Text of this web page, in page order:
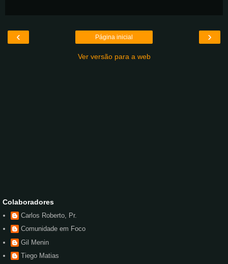
‹ ›
Página inicial
Ver versão para a web
Colaboradores
Carlos Roberto, Pr.
Comunidade em Foco
Gil Menin
Tiego Matias